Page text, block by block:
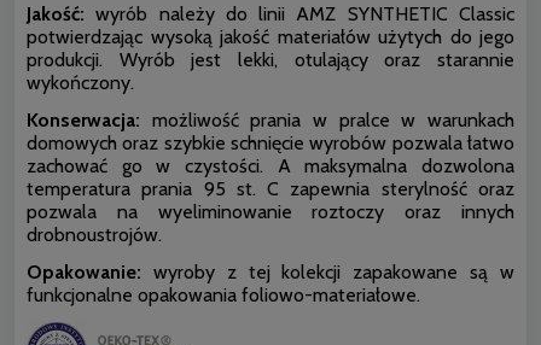
Jakość: wyrób należy do linii AMZ SYNTHETIC Classic
potwierdzając wysoką jakość materiałów użytych do jego
produkcji. Wyrób jest lekki, otulający oraz starannie
wykończony.
Konserwacja: możliwość prania w pralce w warunkach
domowych oraz szybkie schnięcie wyrobów pozwala łatwo
zachować go w czystości. A maksymalna dozwolona
temperatura prania 95 st. C zapewnia sterylność oraz
pozwala na wyeliminowanie roztoczy oraz innych
drobnoustrojów.
Opakowanie: wyroby z tej kolekcji zapakowane są w
funkcjonalne opakowania foliowo-materiałowe.